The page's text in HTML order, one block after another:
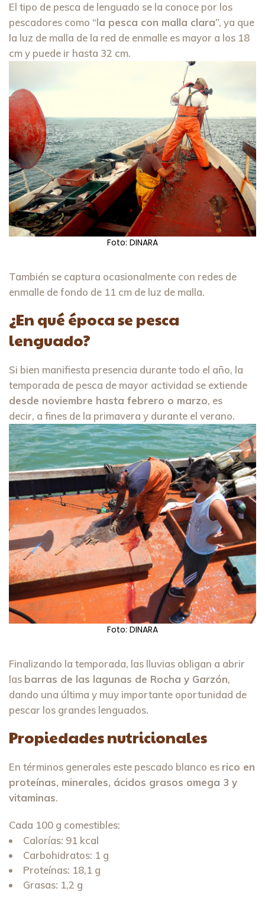
El tipo de pesca de lenguado se la conoce por los
pescadores como “la pesca con malla clara”, ya que
la luz de malla de la red de enmalle es mayor a los 18
cm y puede ir hasta 32 cm.
Foto: DINARA
También se captura ocasionalmente con redes de
enmalle de fondo de 11 cm de luz de malla.
¿En qué época se pesca
lenguado?
Si bien manifiesta presencia durante todo el año, la
temporada de pesca de mayor actividad se extiende
desde noviembre hasta febrero o marzo, es
decir, a fines de la primavera y durante el verano.
Foto: DINARA
Finalizando la temporada, las lluvias obligan a abrir
las barras de las lagunas de Rocha y Garzón,
dando una última y muy importante oportunidad de
pescar los grandes lenguados.
Propiedades nutricionales
En términos generales este pescado blanco es rico en
proteínas, minerales, ácidos grasos omega 3 y
vitaminas.
Cada 100 g comestibles:
Calorías: 91 kcal
Carbohidratos: 1 g
Proteínas: 18,1 g
Grasas: 1,2 g